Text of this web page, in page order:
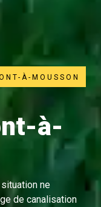
À-MOUSSON
à-
ne
de canalisation